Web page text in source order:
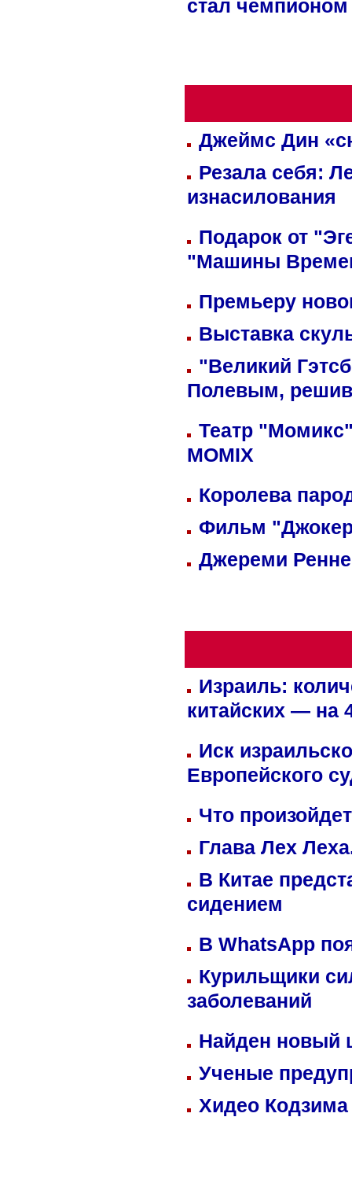
стал
Джеймс Дин
Резала себя:
изнасилования
Подарок от
"Машины
Премьеру
Выставка
"Великий
Полевым,
Театр
MOMIX
Королева
Фильм
Джереми
Израиль:
китайских — на
Иск
Европейского
Что
Глава Лех
В Китае
сидением
В WhatsApp
Курильщики
заболеваний
Найден
Ученые
Хидео